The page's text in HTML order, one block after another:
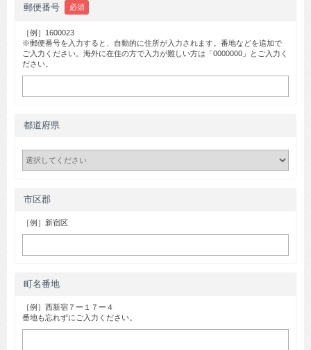
郵便番号 必須
［例］1600023
※郵便番号を入力すると、自動的に住所が入力されます。番地などを追加で
ご入力ください。海外に在住の方で入力が難しい方は「0000000」とご入力く
ださい。
都道府県
市区郡
［例］新宿区
町名番地
［例］西新宿７ー１７ー４
番地も忘れずにご入力ください。